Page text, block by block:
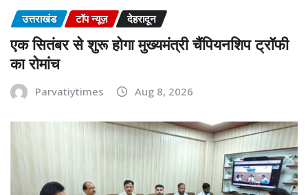
उत्तराखंड टॉप न्यूज़ देहरादून
एक सितंबर से शुरू होगा मुख्यमंत्री चैंपियनशिप ट्रॉफी
का रोमांच
Parvatiytimes Aug 8, 2026